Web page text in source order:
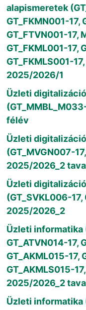
alapismeretek
GT_FKMN001-17,
GT_FTVN001-17,
GT_FKML001-17,
GT_FKMLS001-
2025/2026/1
Üzleti
félév
Üzleti
(GT_MVGN007-
2025/2026_2
Üzleti
(GT_SVKL006-
2025/2026_2
Üzleti informatika
GT_ATVN014-17,
GT_AKML015-17,
GT_AKMLS015-
2025/2026_2
Üzleti informatika